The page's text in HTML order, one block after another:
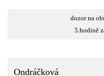
dozor na
5.hodině
Ondráčková